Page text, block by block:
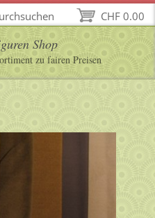
Shop
zu fairen Preisen
CHF 0.00